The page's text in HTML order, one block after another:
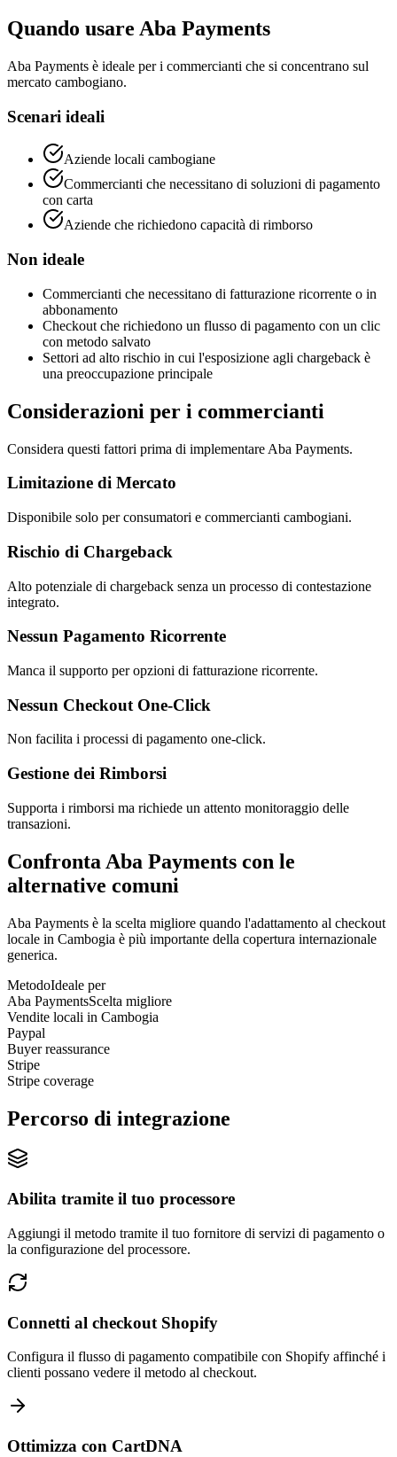
Quando usare Aba Payments
Aba Payments è ideale per i commercianti che si concentrano sul
mercato cambogiano.
Scenari ideali
Aziende locali cambogiane
Commercianti che necessitano di soluzioni di pagamento
con carta
Aziende che richiedono capacità di rimborso
Non ideale
Commercianti che necessitano di fatturazione ricorrente o in
abbonamento
Checkout che richiedono un flusso di pagamento con un clic
con metodo salvato
Settori ad alto rischio in cui l'esposizione agli chargeback è
una preoccupazione principale
Considerazioni per i commercianti
Considera questi fattori prima di implementare Aba Payments.
Limitazione di Mercato
Disponibile solo per consumatori e commercianti cambogiani.
Rischio di Chargeback
Alto potenziale di chargeback senza un processo di contestazione
integrato.
Nessun Pagamento Ricorrente
Manca il supporto per opzioni di fatturazione ricorrente.
Nessun Checkout One-Click
Non facilita i processi di pagamento one-click.
Gestione dei Rimborsi
Supporta i rimborsi ma richiede un attento monitoraggio delle
transazioni.
Confronta Aba Payments con le
alternative comuni
Aba Payments è la scelta migliore quando l'adattamento al checkout
locale in Cambogia è più importante della copertura internazionale
generica.
MetodoIdeale per
Aba PaymentsScelta migliore
Vendite locali in Cambogia
Paypal
Buyer reassurance
Stripe
Stripe coverage
Percorso di integrazione
Abilita tramite il tuo processore
Aggiungi il metodo tramite il tuo fornitore di servizi di pagamento o
la configurazione del processore.
Connetti al checkout Shopify
Configura il flusso di pagamento compatibile con Shopify affinché i
clienti possano vedere il metodo al checkout.
Ottimizza con CartDNA